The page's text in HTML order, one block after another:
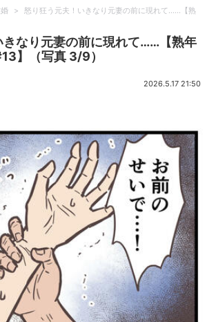
>
怒り狂う元夫！いきなり元妻の前に現れて……【熟
きなり元妻の前に現れて……【熟年
】（写真 3/9）
2026.5.17 21:50